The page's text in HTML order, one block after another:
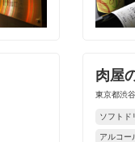
肉屋
東京都渋
ソフトド
アルコー